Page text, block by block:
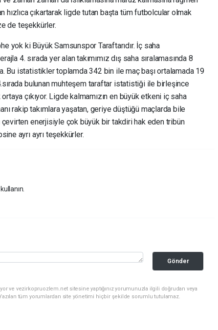
hızlıca çıkartarak ligde tutan başta tüm futbolcular olmak
de teşekkürler.
yok ki Büyük Samsunspor Taraftarıdır. İç saha
4. sırada yer alan takımımız dış saha sıralamasında 8
Bu istatistikler toplamda 342 bin ile maç başı ortalamada 19
bulunan muhteşem taraftar istatistiği ile birleşince
ortaya çıkıyor. Ligde kalmamızın en büyük etkeni iç saha
rakip takımlara yaşatan, geriye düştüğü maçlarda bile
çevirten enerjisiyle çok büyük bir takdiri hak eden tribün
ayrı ayrı teşekkürler.
Gönder
ve vezirkopruozlem.net sitesine yaptığınız yorumunuzla ilgili doğrudan veya
tüm yorumlardan site yönetimi hiçbir şekilde sorumlu tutulamaz.